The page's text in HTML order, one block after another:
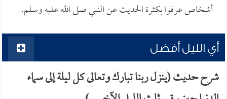
أشخاص عرفوا بكثرة الحديث عن النبي صلى الله عليه وسلم.
أي الليل أفضل
شرح حديث (ينزل ربنا تبارك وتعالى كل ليلة إلى سماء